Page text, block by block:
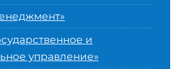
и
управление»